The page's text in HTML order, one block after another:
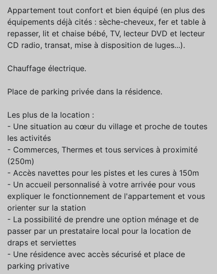
Appartement tout confort et bien équipé (en plus des
équipements déjà cités : sèche-cheveux, fer et table à
repasser, lit et chaise bébé, TV, lecteur DVD et lecteur
CD radio, transat, mise à disposition de luges...).
Chauffage électrique.
Place de parking privée dans la résidence.
Les plus de la location :
- Une situation au cœur du village et proche de toutes
les activités
- Commerces, Thermes et tous services à proximité
(250m)
- Accès navettes pour les pistes et les cures à 150m
- Un accueil personnalisé à votre arrivée pour vous
expliquer le fonctionnement de l'appartement et vous
orienter sur la station
- La possibilité de prendre une option ménage et de
passer par un prestataire local pour la location de
draps et serviettes
- Une résidence avec accès sécurisé et place de
parking privative